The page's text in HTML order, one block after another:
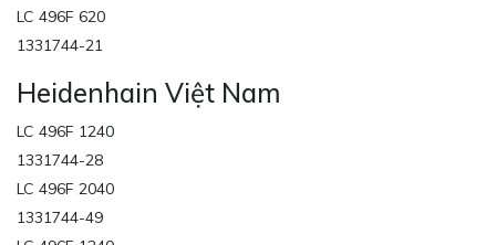
LC 496F 620
1331744-21
Heidenhain Việt Nam
LC 496F 1240
1331744-28
LC 496F 2040
1331744-49